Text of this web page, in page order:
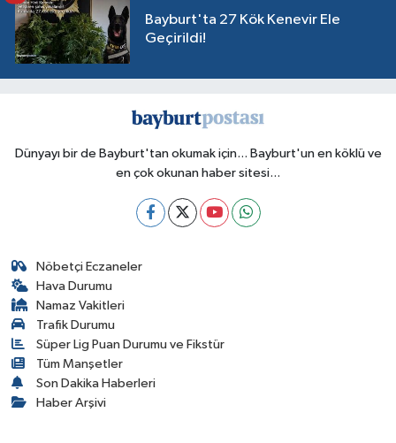
Bayburt'ta 27 Kök Kenevir Ele
Geçirildi!
Dünyayı bir de Bayburt'tan okumak için... Bayburt'un en köklü ve
en çok okunan haber sitesi...
Nöbetçi Eczaneler
Hava Durumu
Namaz Vakitleri
Trafik Durumu
Süper Lig Puan Durumu ve Fikstür
Tüm Manşetler
Son Dakika Haberleri
Haber Arşivi